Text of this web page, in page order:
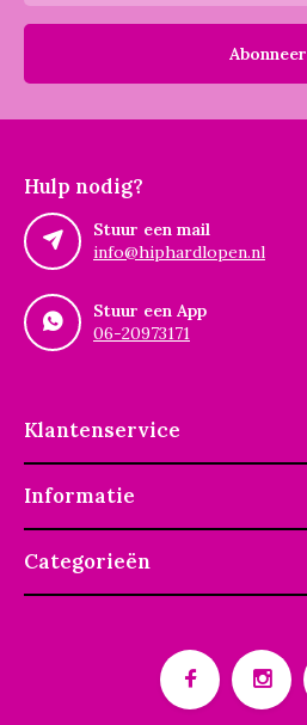
Abonneer
Hulp nodig?
Stuur een mail
info@hiphardlopen.nl
Stuur een App
06-20973171
Klantenservice
Informatie
Categorieën